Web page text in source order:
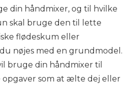
din håndmixer, og til hvilke
skal bruge den til lette
flødeskum eller
nøjes med en grundmodel.
bruge din håndmixer til
opgaver som at ælte dej eller